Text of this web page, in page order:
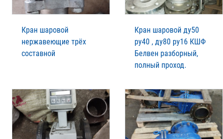
Кран шаровой
нержавеющие трёх
составной
Кран шаровой ду50
ру40 , ду80 ру16 КШФ
Белвен разборный,
полный проход.